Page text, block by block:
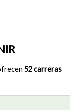
52 carreras